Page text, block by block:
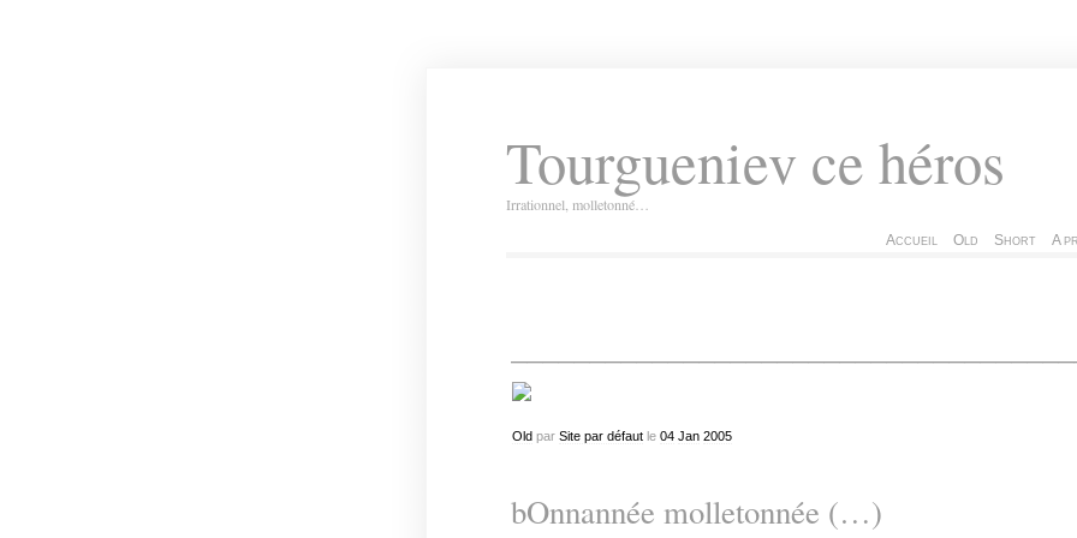
Tourgueniev ce héros
Irrationnel, molletonné…
Accueil Old Short A
Oldpar Site par défautle 04 Jan 2005
bOnnannée molletonnée (…)